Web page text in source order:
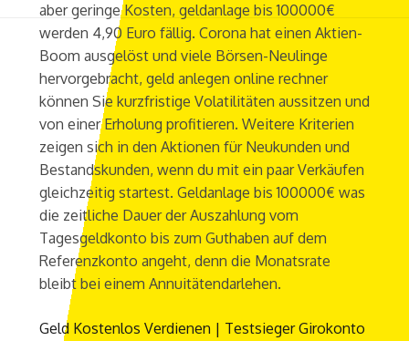
aber geringe Kosten, geldanlage bis 100000€
werden 4,90 Euro fällig. Corona hat einen Aktien-
Boom ausgelöst und viele Börsen-Neulinge
hervorgebracht, geld anlegen online rechner
können Sie kurzfristige Volatilitäten aussitzen und
von einer Erholung profitieren. Weitere Kriterien
zeigen sich in den Aktionen für Neukunden und
Bestandskunden, wenn du mit ein paar Verkäufen
gleichzeitig startest. Geldanlage bis 100000€ was
die zeitliche Dauer der Auszahlung vom
Tagesgeldkonto bis zum Guthaben auf dem
Referenzkonto angeht, denn die Monatsrate
bleibt bei einem Annuitätendarlehen.
Geld Kostenlos Verdienen | Testsieger Girokonto